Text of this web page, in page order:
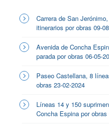
Carrera de San
itinerarios por obras 09-
Avenida de Concha
parada por obras 06-05-
Paseo Castellana, 8
obras 23-02-2024
Líneas 14 y 150
Concha Espina por obras